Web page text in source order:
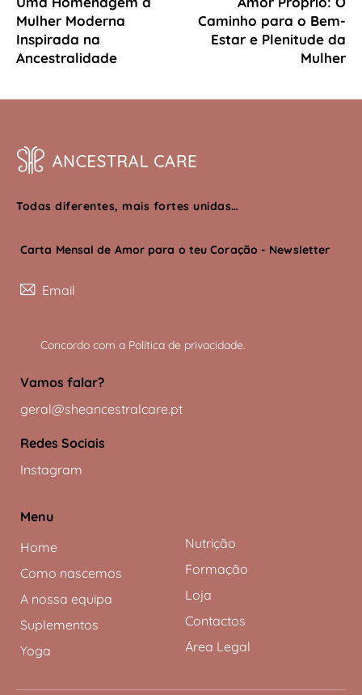
Mulher Moderna
Inspirada na
Ancestralidade
Caminho para o Bem-
Estar e Plenitude da
Mulher
Todas diferentes, mais fortes unidas…
Carta Mensal de Amor para o teu Coração - Newsletter
Concordo com a Política de privacidade.
Vamos falar?
geral@sheancestralcare.pt
Redes Sociais
Instagram
Menu
Home
Como nascemos
A nossa equipa
Suplementos
Yoga
Nutrição
Formação
Loja
Contactos
Área Legal